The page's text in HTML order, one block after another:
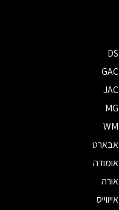
DS
GAC
JAC
MG
WM
אבארט
אומודה
אורה
אייווייס